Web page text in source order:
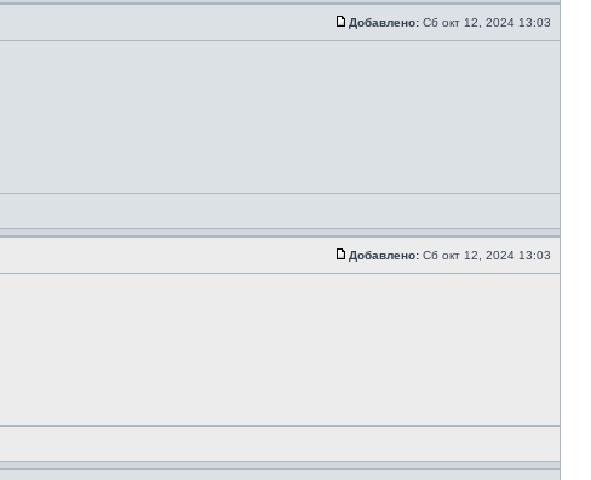
Добавлено: Сб окт 12, 2024 13:03
Добавлено: Сб окт 12, 2024 13:03